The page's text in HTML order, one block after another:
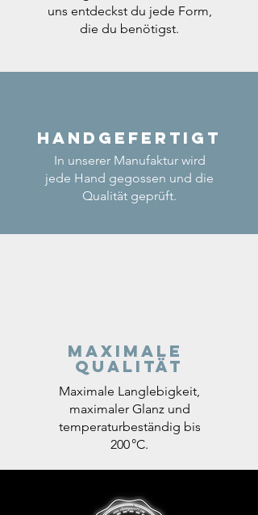
uns entdeckst du jede Form,
die du benötigst.
Handgefertigt
In unserer Manufaktur wird
jede Hand gegossen und die
Qualität geprüft.
Maximale
Qualität
Maximale Langlebigkeit,
maximaler Glanz und
temperaturbeständig bis
200 °C.